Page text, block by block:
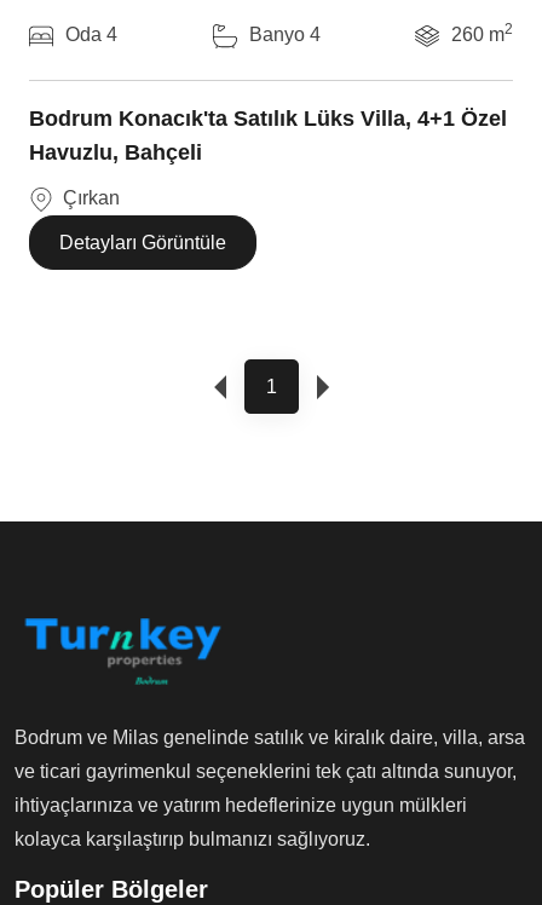
Oda 4 Banyo 4 260 m2
Bodrum Konacık'ta Satılık Lüks Villa, 4+1 Özel
Havuzlu, Bahçeli
Çırkan
Detayları Görüntüle
1
Bodrum ve Milas genelinde satılık ve kiralık daire, villa, arsa
ve ticari gayrimenkul seçeneklerini tek çatı altında sunuyor,
ihtiyaçlarınıza ve yatırım hedeflerinize uygun mülkleri
kolayca karşılaştırıp bulmanızı sağlıyoruz.
Popüler Bölgeler